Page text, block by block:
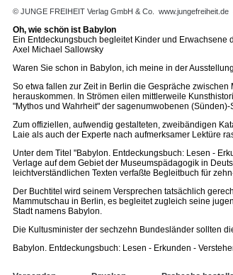
© JUNGE FREIHEIT Verlag GmbH & Co. www.jungefreiheit.de
Oh, wie schön ist Babylon
Ein Entdeckungsbuch begleitet Kinder und
Axel Michael Sallowsky
Waren Sie schon in Babylon, ich meine in der
So etwa fallen zur Zeit in Berlin die Gespräche
herauskommen. In Strömen eilen mittlerweile
"Mythos und Wahrheit" der sagenumwobenen
Zum offiziellen, aufwendig gestalteten, zweibändigen
Laie als auch der Experte nach aufmerksamer Lektüre
Unter dem Titel "Babylon. Entdeckungsbuch: Lesen -
Verlage auf dem Gebiet der Museumspädagogik in
leichtverständlichen Texten verfaßte Begleitbuch für
Der Buchtitel wird seinem Versprechen tatsächlich
Mammutschau in Berlin, es begleitet zugleich seine
Stadt namens Babylon.
Die Kultusminister der sechzehn Bundesländer sollten
Babylon. Entdeckungsbuch: Lesen - Erkunden -